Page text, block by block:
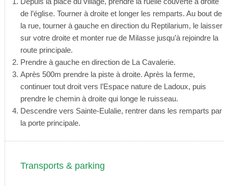
de l’église. Tourner à droite et longer les remparts. Au bout de
la rue, tourner à gauche en direction du Reptilarium, le laisser
sur votre droite et monter rue de Milasse jusqu’à rejoindre la
route principale.
Prendre à gauche en direction de La Cavalerie.
Après 500m prendre la piste à droite. Après la ferme,
continuer tout droit vers l’Espace nature de Ladoux, puis
prendre le chemin à droite qui longe le ruisseau.
Descendre vers Sainte-Eulalie, rentrer dans les remparts par
la porte principale.
Transports & parking